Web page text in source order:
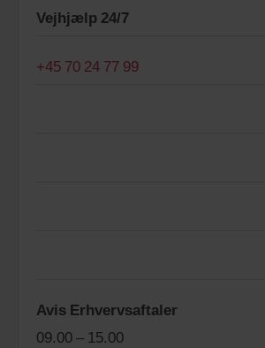
Vejhjælp 24/7
+45 70 24 77 99
Avis Erhvervsaftaler
09.00 – 15.00